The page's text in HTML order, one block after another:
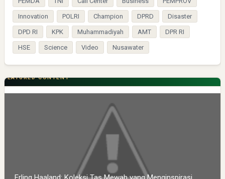
Innovation POLRI Champion DPRD Disaster
DPD RI KPK Muhammadiyah AMT DPR RI
HSE Science Video Nusawater
FEATURED CONTENT